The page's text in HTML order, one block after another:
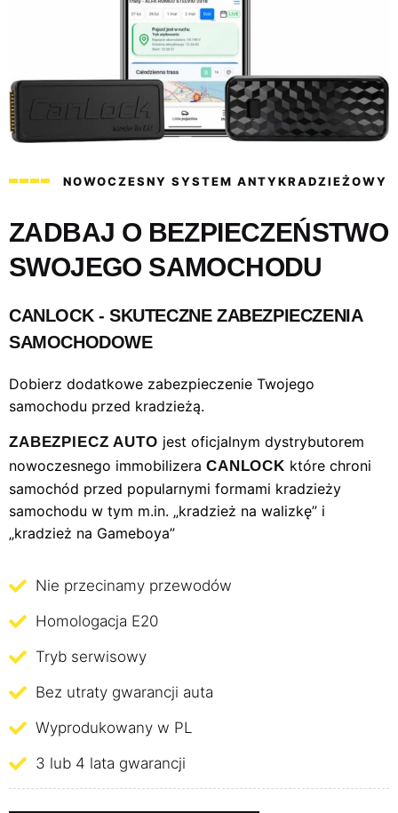
NOWOCZESNY SYSTEM ANTYKRADZIEŻOWY
ZADBAJ O BEZPIECZEŃSTWO
SWOJEGO SAMOCHODU
CANLOCK - SKUTECZNE ZABEZPIECZENIA
SAMOCHODOWE
Dobierz dodatkowe zabezpieczenie Twojego
samochodu przed kradzieżą.
ZABEZPIECZ AUTO jest oficjalnym dystrybutorem
nowoczesnego immobilizera CANLOCK które chroni
samochód przed popularnymi formami kradzieży
samochodu w tym m.in. „kradzież na walizkę” i
„kradzież na Gameboya”
Nie przecinamy przewodów
Homologacja E20
Tryb serwisowy
Bez utraty gwarancji auta
Wyprodukowany w PL
3 lub 4 lata gwarancji